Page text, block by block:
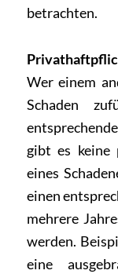
betrachten.
Wer einem
Schaden
gibt es keine
eines
einen
mehrere
werden.
eine